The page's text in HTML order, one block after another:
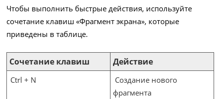
Чтобы выполнить быстрые действия, используйте
сочетание клавиш «Фрагмент экрана», которые
приведены в таблице.
Сочетание клавиш Действие
Ctrl + N
Создание нового
фрагмента